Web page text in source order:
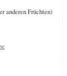
anderen Früchten)